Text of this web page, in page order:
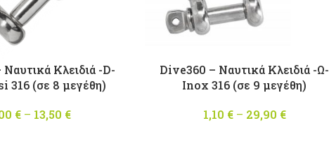
Κλειδιά -D-
316 (σε 8 μεγέθη)
€ – 13,50 €
Dive360 – Ναυτικά Κλειδιά -Ω-
Inox 316 (σε 9 μεγέθη)
1,10 € – 29,90 €